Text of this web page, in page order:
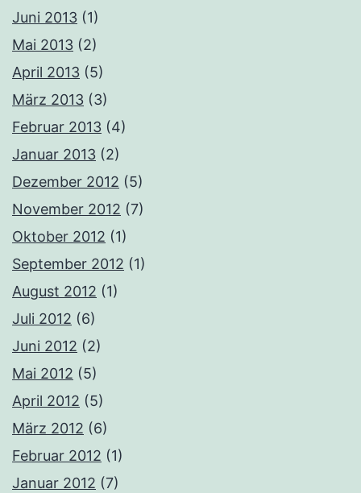
Juni 2013 (1)
Mai 2013 (2)
April 2013 (5)
März 2013 (3)
Februar 2013 (4)
Januar 2013 (2)
Dezember 2012 (5)
November 2012 (7)
Oktober 2012 (1)
September 2012 (1)
August 2012 (1)
Juli 2012 (6)
Juni 2012 (2)
Mai 2012 (5)
April 2012 (5)
März 2012 (6)
Februar 2012 (1)
Januar 2012 (7)